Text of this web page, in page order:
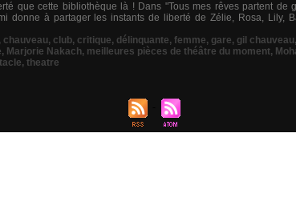
que cette bibliothèque là ! Dans "Tous mes rêves partent de
donne à partager les instants de liberté de Zélie, Rosa, Lily,
, chauveau, club, critique, délinquante, femme, gare, gil chauveau,
, Marjorie Nakach, meilleures pièces de théâtre du moment,
, theatre